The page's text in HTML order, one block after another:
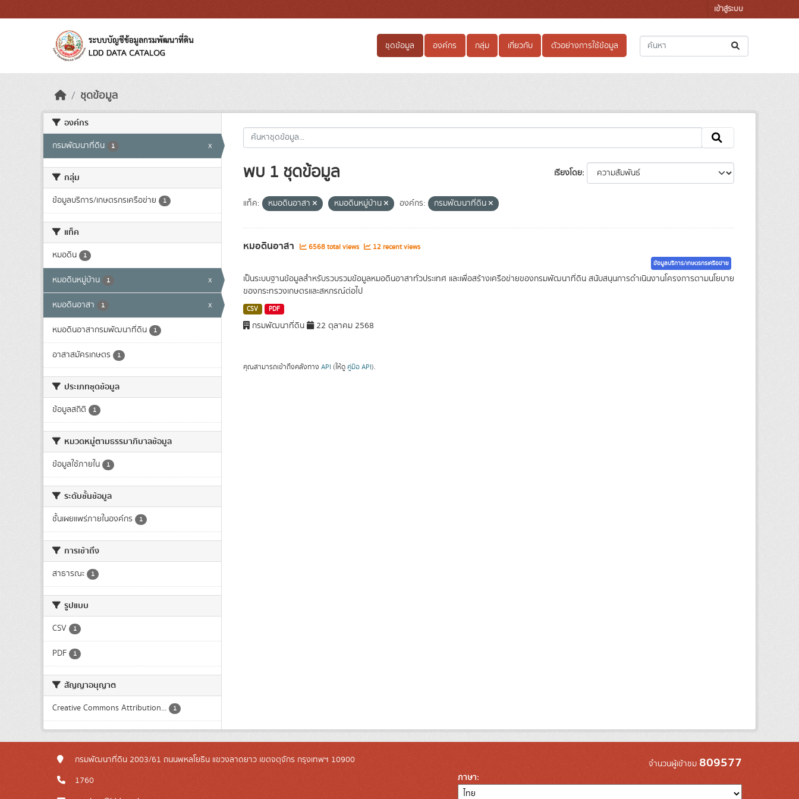
เข้าสู่ระบบ
ชุดข้อมูล องค์กร กลุ่ม เกี่ยวกับ ตัวอย่างการใช้ข้อมูล
ชุดข้อมูล
องค์กร
กรมพัฒนาที่ดิน 1 x
กลุ่ม
ข้อมูลบริการ/เกษตรกรเครือข่าย 1
แท็ค
หมอดิน 1
หมอดินหมู่บ้าน 1 x
หมอดินอาสา 1 x
หมอดินอาสากรมพัฒนาที่ดิน 1
อาสาสมัครเกษตร 1
ประเภทชุดข้อมูล
ข้อมูลสถิติ 1
หมวดหมู่ตามธรรมาภิบาลข้อมูล
ข้อมูลใช้ภายใน 1
ระดับชั้นข้อมูล
ชั้นเผยแพร่ภายในองค์กร 1
การเข้าถึง
สาธารณะ 1
รูปแบบ
CSV 1
PDF 1
สัญญาอนุญาต
Creative Commons Attribution... 1
เรียงโดย
พบ 1 ชุดข้อมูล
แท็ค: หมอดินอาสา หมอดินหมู่บ้าน องค์กร: กรมพัฒนาที่ดิน
หมอดินอาสา 6568 total views 12 recent views
ข้อมูลบริการ/เกษตรกรเครือข่าย
เป็นระบบฐานข้อมูลสำหรับรวบรวมข้อมูลหมอดินอาสาทั่วประเทศ และเพื่อสร้างเครือข่ายของกรมพัฒนาที่ดิน สนับสนุนการดำเนินงานโครงการตามนโยบาย
ของกระทรวงเกษตรและสหกรณ์ต่อไป
CSV PDF
กรมพัฒนาที่ดิน 22 ตุลาคม 2568
คุณสามารถเข้าถึงคลังทาง API (ให้ดู คู่มือ API).
กรมพัฒนาที่ดิน 2003/61 ถนนพหลโยธิน แขวงลาดยาว เขตจตุจักร กรุงเทพฯ 10900
1760
จำนวนผู้เข้าชม 809577
ภาษา